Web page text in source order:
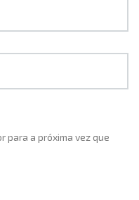
para a próxima vez que